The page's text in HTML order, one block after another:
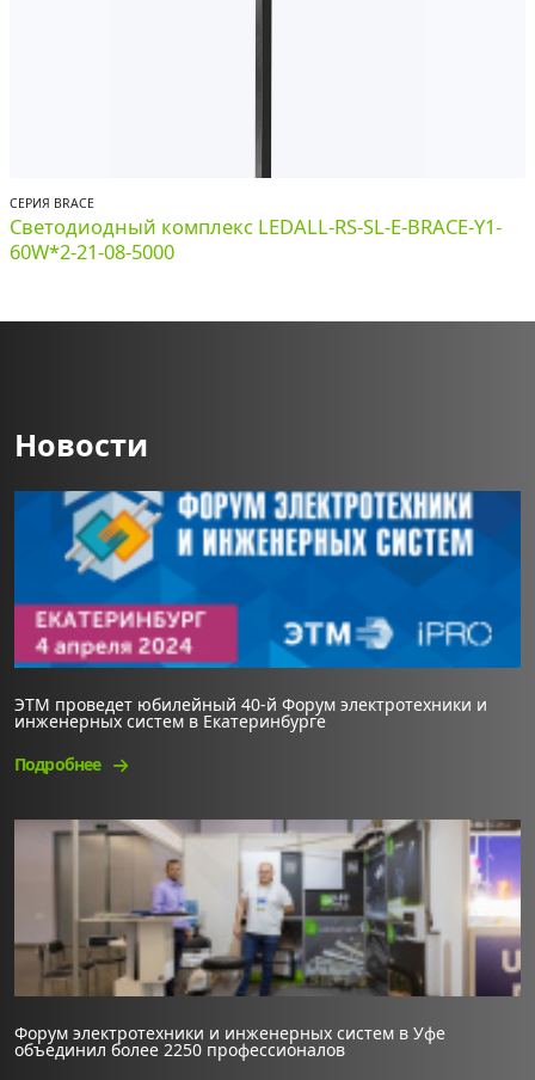
СЕРИЯ BRACE
Светодиодный комплекс LEDALL-RS-SL-E-BRACE-Y1-
60W*2-21-08-5000
Новости
ЭТМ проведет юбилейный 40-й Форум электротехники и
инженерных систем в Екатеринбурге
Подробнее
Форум электротехники и инженерных систем в Уфе
объединил более 2250 профессионалов